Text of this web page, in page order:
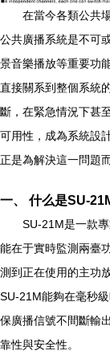
在當今各類公共
公共廣播系統是不可
景音樂播放等重要功
直接關系到整個系統
斷，在緊急情況下甚
可用性，成為系統設
正是為解決這一問題
一、 什么是SU-
SU-21M是一款
能在于實時監測兩臺
測到正在使用的主功
SU-21M能夠在毫秒
保廣播信號不間斷輸
靠性與安全性。